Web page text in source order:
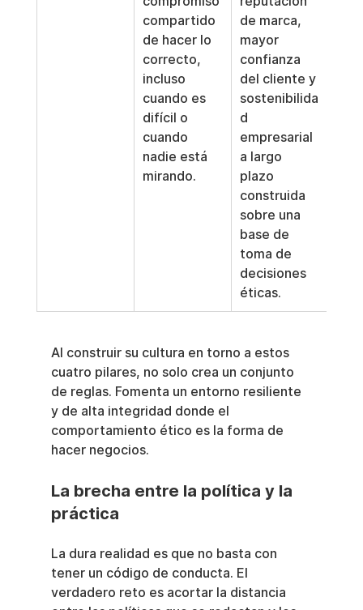
compartido
de hacer lo
correcto,
incluso
cuando es
difícil o
cuando
nadie está
mirando.
de marca,
mayor
confianza
del cliente y
sostenibilida
d
empresarial
a largo
plazo
construida
sobre una
base de
toma de
decisiones
éticas.
Al construir su cultura en torno a estos
cuatro pilares, no solo crea un conjunto
de reglas. Fomenta un entorno resiliente
y de alta integridad donde el
comportamiento ético es la forma de
hacer negocios.
La brecha entre la política y la
práctica
La dura realidad es que no basta con
tener un código de conducta. El
verdadero reto es acortar la distancia